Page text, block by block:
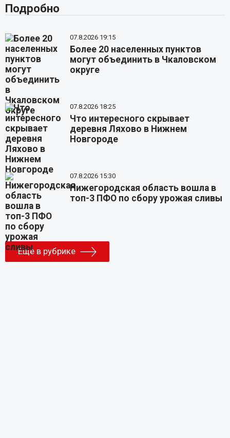
Подробно
07.8.2026 19:15
Более 20 населенных пунктов
могут объединить в Чкаловском
округе
07.8.2026 18:25
Что интересного скрывает
деревня Ляхово в Нижнем
Новгороде
07.8.2026 15:30
Нижегородская область вошла в
топ-3 ПФО по сбору урожая сливы
Еще в рубрике